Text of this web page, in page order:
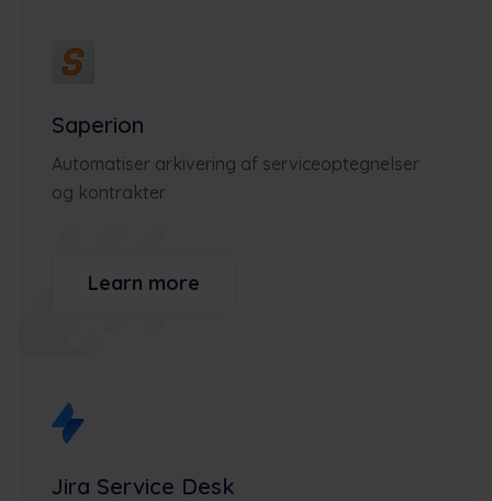
Saperion
Automatiser arkivering af serviceoptegnelser
og kontrakter
Learn more
Jira Service Desk